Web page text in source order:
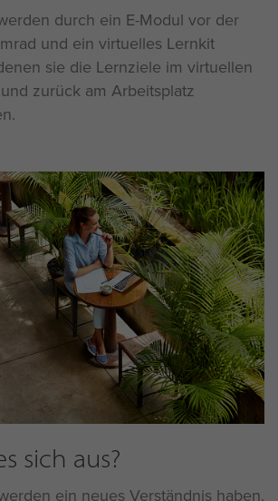
durch ein E-Modul vor der
und ein virtuelles Lernkit
sie die Lernziele im virtuellen
zurück am Arbeitsplatz
sich aus?
ein neues Verständnis haben,